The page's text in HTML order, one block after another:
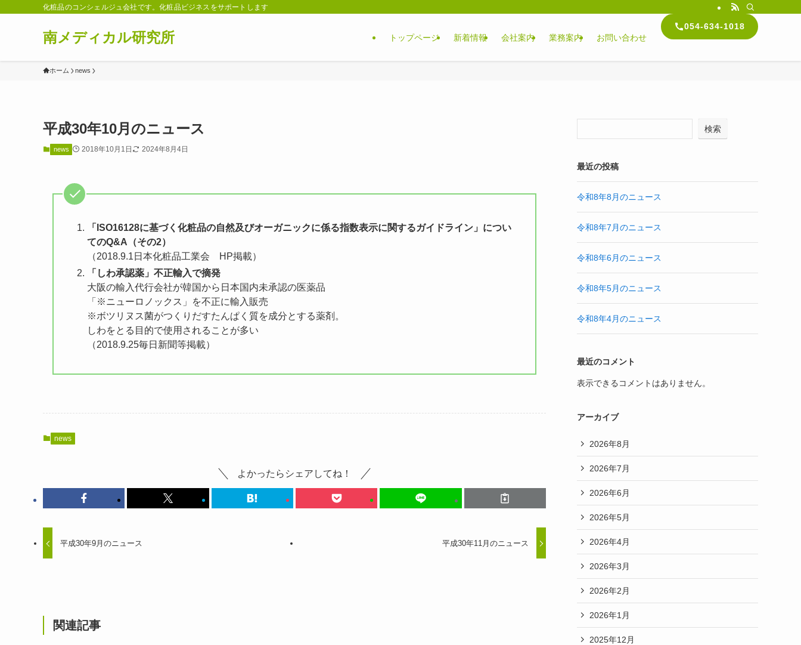
化粧品のコンシェルジュ会社です。化粧品ビジネスをサポートします
南メディカル研究所 トップページ 新着情報 会社案内 業務案内 お問い合わせ
054-634-1018
ホーム news
平成30年10月のニュース
news 2018年10月1日 2024年8月4日
「ISO16128に基づく化粧品の自然及びオーガニックに係る指数表示に関するガイドライン」につい
てのQ&A（その2）
（2018.9.1日本化粧品工業会 HP掲載）
「しわ承認薬」不正輸入で摘発
大阪の輸入代行会社が韓国から日本国内未承認の医薬品
「※ニューロノックス」を不正に輸入販売
※ボツリヌス菌がつくりだすたんぱく質を成分とする薬剤。
しわをとる目的で使用されることが多い
（2018.9.25毎日新聞等掲載）
news
よかったらシェアしてね！
平成30年9月のニュース 平成30年11月のニュース
関連記事
検索
最近の投稿
令和8年8月のニュース
令和8年7月のニュース
令和8年6月のニュース
令和8年5月のニュース
令和8年4月のニュース
最近のコメント
表示できるコメントはありません。
アーカイブ
2026年8月
2026年7月
2026年6月
2026年5月
2026年4月
2026年3月
2026年2月
2026年1月
2025年12月